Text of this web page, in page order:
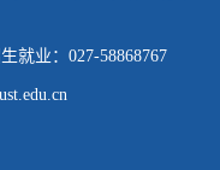
就业：027-58868767